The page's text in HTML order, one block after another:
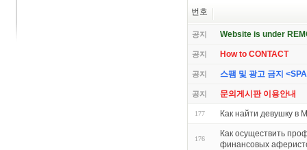
번호
공지 Website is under
공지 How to CONTACT
공지 스팸 및 광고 금지
공지 문의게시판 이용안내
177 Как найти девушку в
176
Как осуществить
финансовых